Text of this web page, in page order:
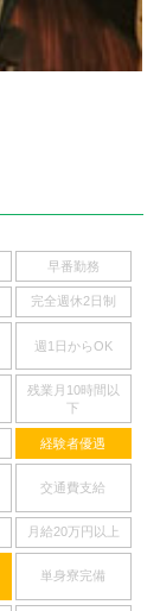
早番勤務
完全週休2日制
週1日からOK
残業月10時間以
下
経験者優遇
交通費支給
月給20万円以上
単身寮完備